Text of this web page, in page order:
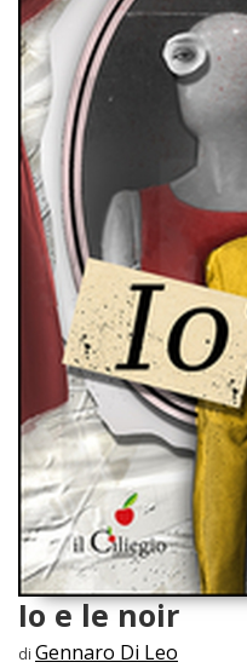
Io e le noir
di Gennaro Di Leo